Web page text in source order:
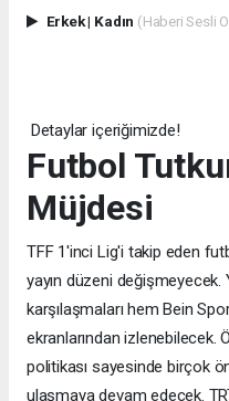
Erkek| Kadın (Haberi Sesli
Detaylar içeriğimizde!
Futbol
Müjdesi
TFF 1'inci Lig'i takip eden
yayın düzeni değişmeyecek.
karşılaşmaları hem Bein
ekranlarından izlenebilecek.
politikası sayesinde birçok
ulaşmaya devam edecek.